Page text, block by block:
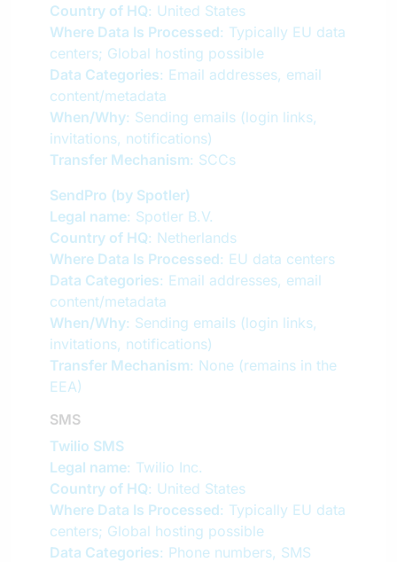
Country of HQ: United States
Where Data Is Processed: Typically EU data
centers; Global hosting possible
Data Categories: Email addresses, email
content/metadata
When/Why: Sending emails (login links,
invitations, notifications)
Transfer Mechanism: SCCs
SendPro (by Spotler)
Legal name: Spotler B.V.
Country of HQ: Netherlands
Where Data Is Processed: EU data centers
Data Categories: Email addresses, email
content/metadata
When/Why: Sending emails (login links,
invitations, notifications)
Transfer Mechanism: None (remains in the
EEA)
SMS
Twilio SMS
Legal name: Twilio Inc.
Country of HQ: United States
Where Data Is Processed: Typically EU data
centers; Global hosting possible
Data Categories: Phone numbers, SMS